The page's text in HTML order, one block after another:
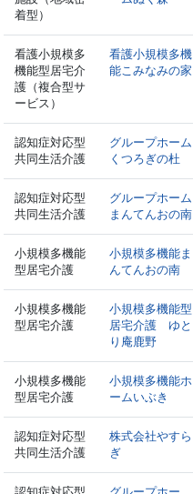
着型）
看護小規模多
機能型居宅介
護（複合型サ
ービス）
看護小規模多機
能こみなみの家
認知症対応型
共同生活介護
グループホーム
くつろぎの杜
認知症対応型
共同生活介護
グループホーム
まんてんおの南
小規模多機能
型居宅介護
小規模多機能ま
んてんおの南
小規模多機能
型居宅介護
小規模多機能型
居宅介護 ゆと
り庵鹿野
小規模多機能
型居宅介護
小規模多機能ホ
ームいぶき
認知症対応型
共同生活介護
株式会社やすら
ぎ